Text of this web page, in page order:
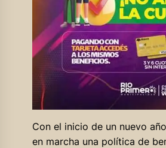
Con el inicio de un nuevo
en marcha una política de